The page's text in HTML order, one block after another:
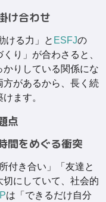
け合わせ
ける力」と ESFJの
り」が合わさると、
りしている関係にな
方があるから、長く続
ます。
点
間をめぐる衝突
付き合い」「友達と
にしていて、社会的
は「できるだけ自分